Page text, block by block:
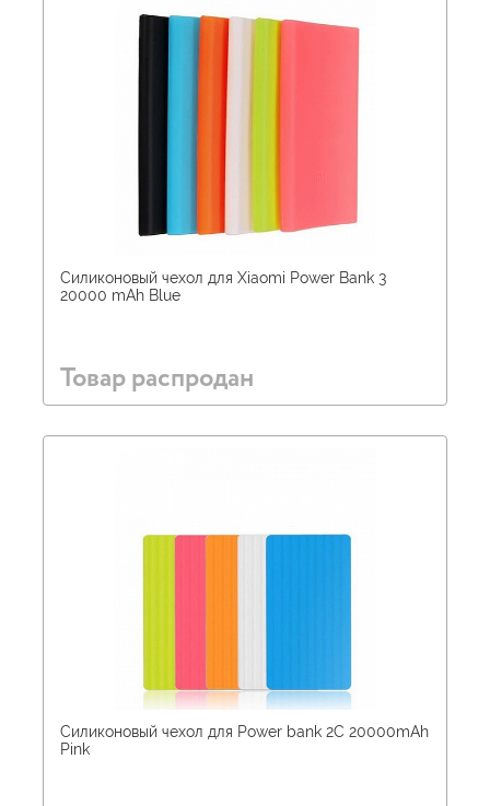
Силиконовый чехол для Xiaomi Power Bank 3
20000 mAh Blue
Товар распродан
Силиконовый чехол для Power bank 2С 20000mAh
Pink